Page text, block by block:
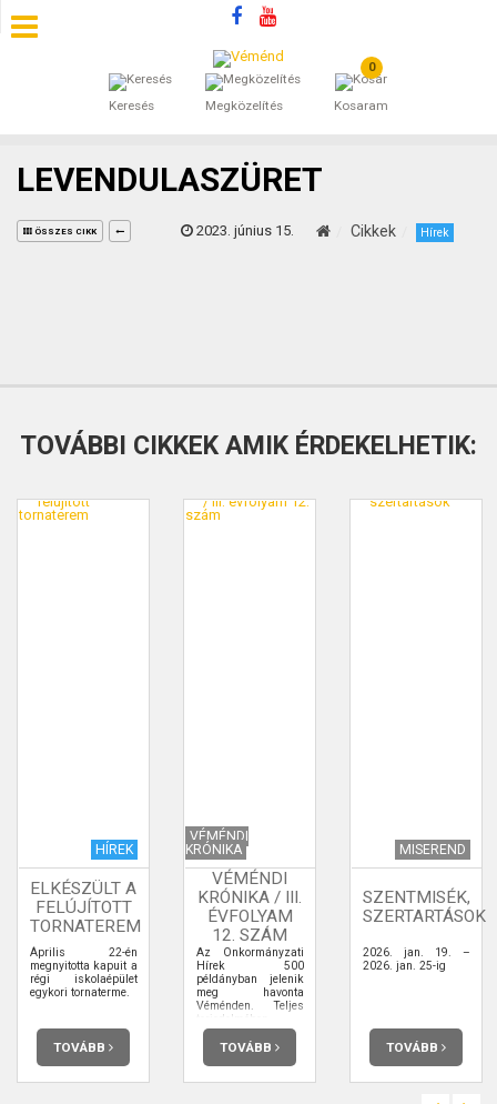
Keresés Megközelítés
0
Kosaram
SZÁLLÁSOK
ÁLTALÁNOS SZERZŐDÉSI FELTÉTELEK
LEVENDULASZÜRET
ÖSSZES CIKK 2023. június 15. Cikkek Hírek
TOVÁBBI CIKKEK AMIK ÉRDEKELHETIK:
HÍREK
ELKÉSZÜLT A
FELÚJÍTOTT
TORNATEREM
Április 22-én
megnyitotta kapuit a
régi iskolaépület
egykori tornaterme.
TOVÁBB
VÉMÉNDI
KRÓNIKA
VÉMÉNDI
KRÓNIKA / III.
ÉVFOLYAM
12. SZÁM
Az Önkormányzati
Hírek 500
példányban jelenik
meg havonta
Véménden. Teljes
terjedelmében
elolvashatja.
TOVÁBB
MISEREND
SZENTMISÉK,
SZERTARTÁSOK
2026. jan. 19. –
2026. jan. 25-ig
TOVÁBB